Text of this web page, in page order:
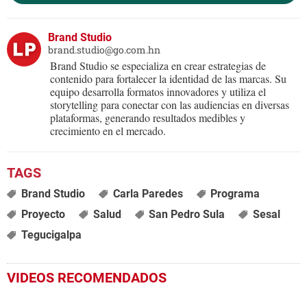
Brand Studio
brand.studio@go.com.hn
Brand Studio se especializa en crear estrategias de
contenido para fortalecer la identidad de las marcas. Su
equipo desarrolla formatos innovadores y utiliza el
storytelling para conectar con las audiencias en diversas
plataformas, generando resultados medibles y
crecimiento en el mercado.
Brand Studio Carla Paredes
Programa
Proyecto
Salud San Pedro Sula
Sesal
Tegucigalpa
VIDEOS RECOMENDADOS